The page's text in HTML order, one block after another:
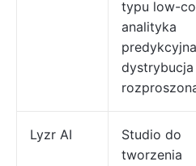
typu low-
analityka
dystrybucja
Lyzr AI
Studio do
tworzenia